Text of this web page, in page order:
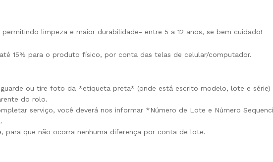
limpeza e maior durabilidade- entre 5 a 12 anos, se bem cuidado!
15% para o produto físico, por conta das telas de celular/computador.
ou tire foto da *etiqueta preta* (onde está escrito modelo, lote e série)
do rolo.
serviço, você deverá nos informar *Número de Lote e Número
para que não ocorra nenhuma diferença por conta de lote.